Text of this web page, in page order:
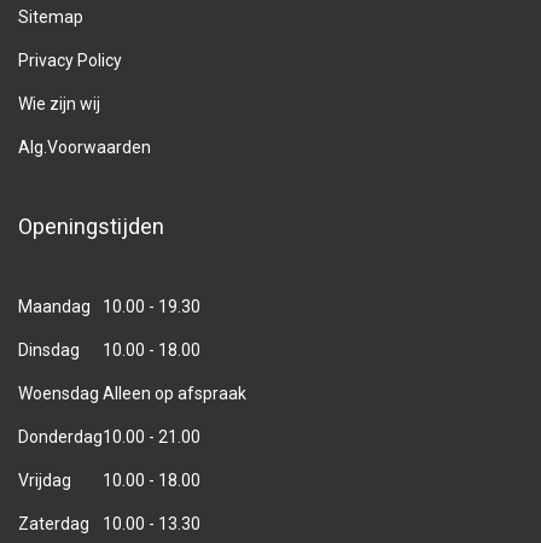
Sitemap
Privacy Policy
Wie zijn wij
Alg.Voorwaarden
Openingstijden
Maandag 10.00 - 19.30
Dinsdag 10.00 - 18.00
Woensdag Alleen op afspraak
Donderdag10.00 - 21.00
Vrijdag 10.00 - 18.00
Zaterdag 10.00 - 13.30